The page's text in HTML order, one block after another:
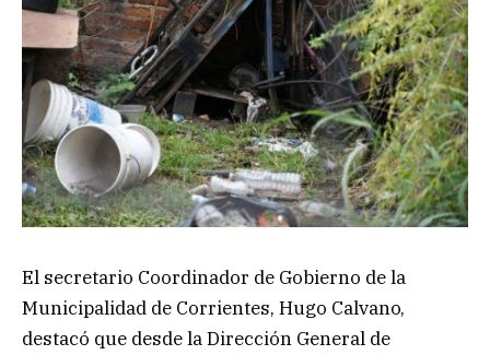
El secretario Coordinador de Gobierno de la
Municipalidad de Corrientes, Hugo Calvano,
destacó que desde la Dirección General de